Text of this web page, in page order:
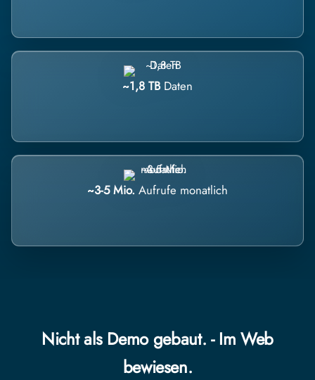
~1,8 TB Daten
~3-5 Mio. Aufrufe monatlich
Nicht als Demo gebaut. - Im Web
bewiesen.